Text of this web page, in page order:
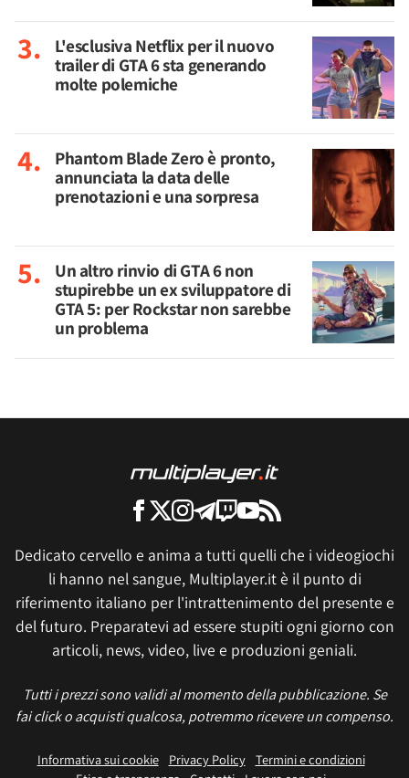
L'esclusiva Netflix per il nuovo
trailer di GTA 6 sta generando
molte polemiche
Phantom Blade Zero è pronto,
annunciata la data delle
prenotazioni e una sorpresa
Un altro rinvio di GTA 6 non
stupirebbe un ex sviluppatore di
GTA 5: per Rockstar non sarebbe
un problema
Dedicato cervello e anima a tutti quelli che i videogiochi
li hanno nel sangue, Multiplayer.it è il punto di
riferimento italiano per l'intrattenimento del presente e
del futuro. Preparatevi ad essere stupiti ogni giorno con
articoli, news, video, live e produzioni geniali.
Tutti i prezzi sono validi al momento della pubblicazione. Se
fai click o acquisti qualcosa, potremmo ricevere un compenso.
Informativa sui cookie Privacy Policy
Termini e condizioni